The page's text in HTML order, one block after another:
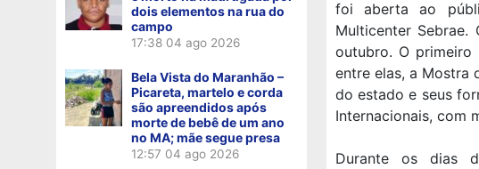
dois elementos na rua do
campo
17:38 04 ago 2026
Bela Vista do Maranhão –
Picareta, martelo e corda
são apreendidos após
morte de bebê de um ano
no MA; mãe segue presa
12:57 04 ago 2026
foi aberta ao
Multicenter
outubro. O
entre elas, a Mostra
do estado e seus
Internacionais, com
Durante os dias